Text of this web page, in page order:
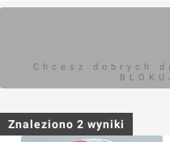
Chcesz dobrych
Znaleziono 2 wyniki